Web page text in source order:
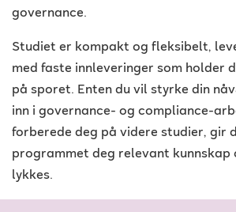
governance.
Studiet er kompakt og fleksibelt,
med faste innleveringer som holder
på sporet. Enten du vil styrke din
inn i governance- og compliance-
forberede deg på videre studier, gir
programmet deg relevant
lykkes.